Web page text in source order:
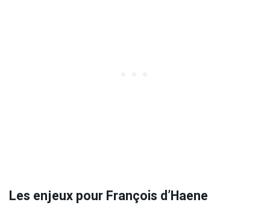
Les enjeux pour François d’Haene